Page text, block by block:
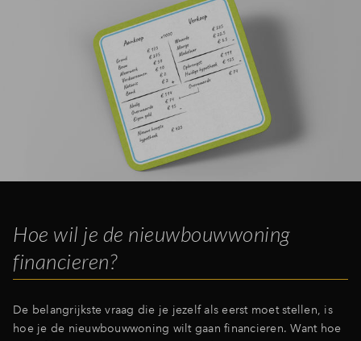
Hoe wil je de nieuwbouwwoning
financieren?
De belangrijkste vraag die je jezelf als eerst moet stellen, is
hoe je de nieuwbouwwoning wilt gaan financieren. Want hoe